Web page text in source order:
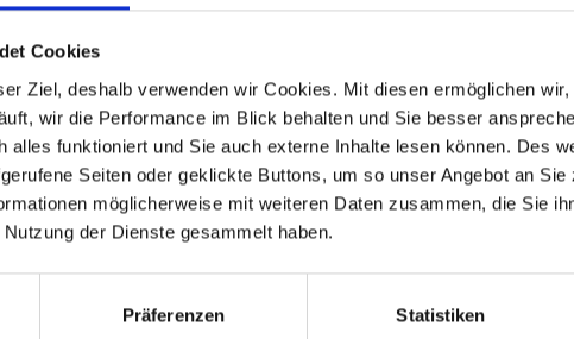
Cookies
Ziel, deshalb verwenden wir Cookies. Mit diesen ermöglichen
wir die Performance im Blick behalten und Sie besser
alles funktioniert und Sie auch externe Inhalte lesen können. Des
Seiten oder geklickte Buttons, um so unser Angebot an
möglicherweise mit weiteren Daten zusammen, die Sie
der Dienste gesammelt haben.
Präferenzen Statistiken
mit parkähnlichem